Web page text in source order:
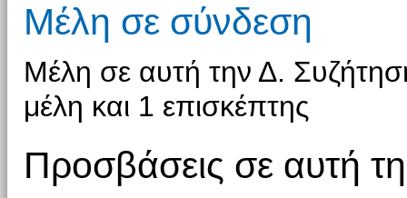
Μέλη σε σύνδεση
Μέλη σε αυτή την Δ.
μέλη και 1 επισκέπτης
Προσβάσεις σε αυτή